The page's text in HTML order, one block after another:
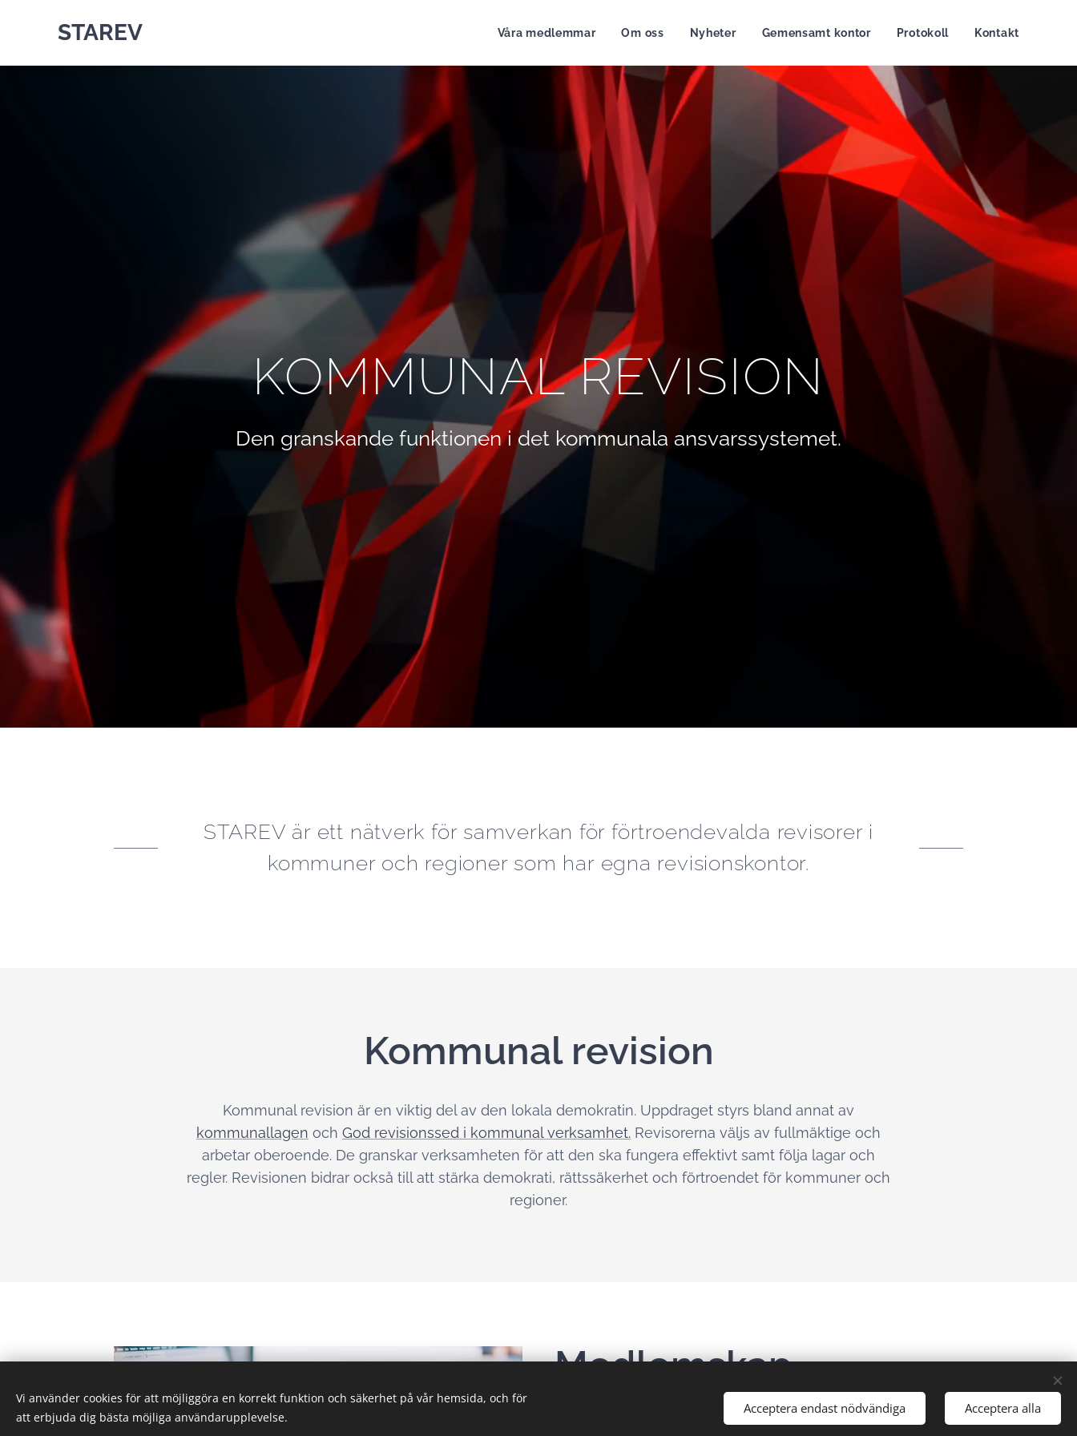
STAREV Våra medlemmar Om oss Nyheter Gemensamt kontor Protokoll Kontakt
KOMMUNAL REVISION
Den granskande funktionen i det kommunala ansvarssystemet.
STAREV är ett nätverk för samverkan för förtroendevalda revisorer i
kommuner och regioner som har egna revisionskontor.
Kommunal revision
Kommunal revision är en viktig del av den lokala demokratin. Uppdraget styrs bland annat av
kommunallagen och God revisionssed i kommunal verksamhet. Revisorerna väljs av fullmäktige och
arbetar oberoende. De granskar verksamheten för att den ska fungera effektivt samt följa lagar och
regler. Revisionen bidrar också till att stärka demokrati, rättssäkerhet och förtroendet för kommuner och
regioner.
Medlemskap
Kommuner och regioner som har egna revisionskontor kan
Vi använder cookies för att möjliggöra en korrekt funktion och säkerhet på vår hemsida, och för
att erbjuda dig bästa möjliga användarupplevelse.
Acceptera endast nödvändiga Acceptera alla